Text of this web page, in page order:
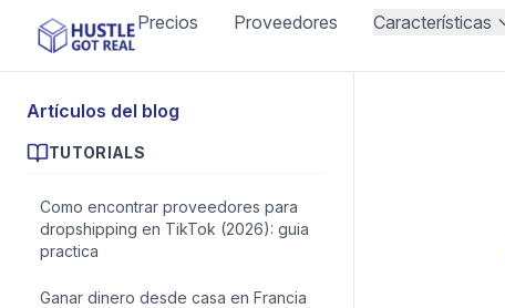
Precios Proveedores Características
Artículos del blog
TUTORIALS
Como encontrar proveedores para
dropshipping en TikTok (2026): guia
practica
Ganar dinero desde casa en Francia